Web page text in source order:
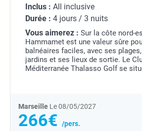
Inclus : All inclusive
Durée : 4 jours / 3 nuits
Vous aimerez : Sur la côte nord-
Hammamet est une valeur sûre
balnéaires faciles, avec ses
jardins et ses lieux de sortie. Le
Méditerranée Thalasso Golf se
Marseille Le 08/05/2027
266€ /pers.